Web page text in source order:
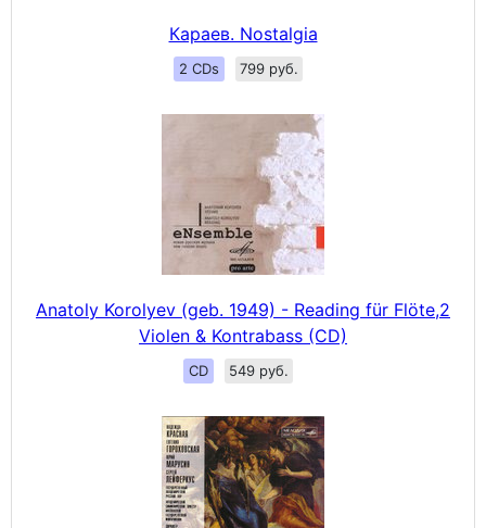
Караев. Nostalgia
2 CDs 799 руб.
Anatoly Korolyev (geb. 1949) - Reading für Flöte,2
Violen & Kontrabass (CD)
CD 549 руб.